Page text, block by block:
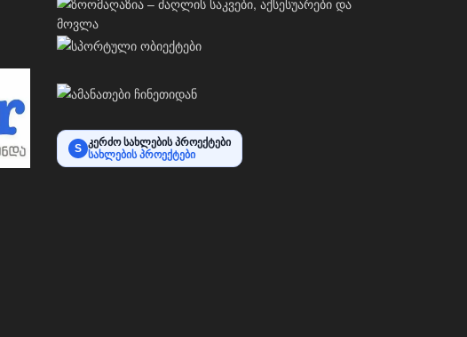
S კერძო სახლების პროექტები
სახლების პროექტები